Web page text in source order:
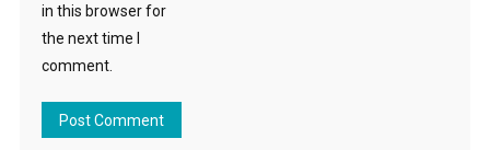
in this browser for
the next time I
comment.